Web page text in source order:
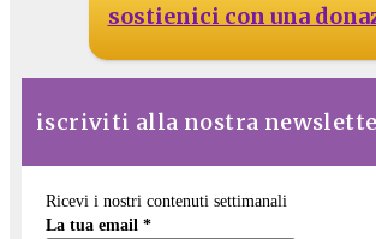
sostienici con una
iscriviti alla nostra
Ricevi i nostri contenuti settimanali
La tua email *